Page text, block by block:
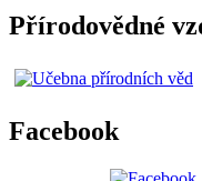
Přírodovědné
Facebook